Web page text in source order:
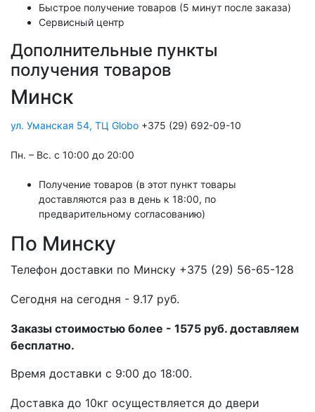
Быстрое получение товаров (5 минут после заказа)
Сервисный центр
Дополнительные пункты
получения товаров
Минск
ул. Уманская 54, ТЦ Globo +375 (29) 692-09-10
Пн. – Вс. с 10:00 до 20:00
Получение товаров (в этот пункт товары
доставляются раз в день к 18:00, по
предварительному согласованию)
По Минску
Телефон доставки по Минску +375 (29) 56-65-128
Cегодня на сегодня - 9.17 руб.
Заказы стоимостью более - 1575 руб. доставляем
бесплатно.
Время доставки с 9:00 до 18:00.
Доставка до 10кг осуществляется до двери